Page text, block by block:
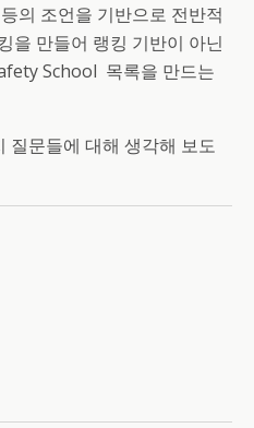
의 조언을 기반으로 전반적
을 만들어 랭킹 기반이 아닌
School 목록을 만드는
질문들에 대해 생각해 보도